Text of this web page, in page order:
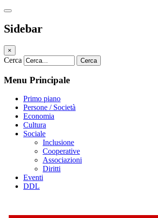
Sidebar
×
Cerca Cerca
Menu Principale
Primo piano
Persone / Società
Economia
Cultura
Sociale
Inclusione
Cooperative
Associazioni
Diritti
Eventi
DDL